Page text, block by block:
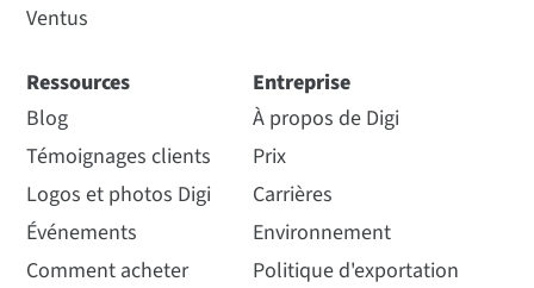
Ventus
Ressources
Blog
Témoignages clients
Logos et photos Digi
Événements
Comment acheter
Entreprise
À propos de Digi
Prix
Carrières
Environnement
Politique d'exportation